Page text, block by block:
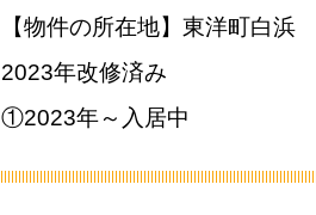
【物件の所在地】東洋町白浜
2023年改修済み
①2023年～入居中